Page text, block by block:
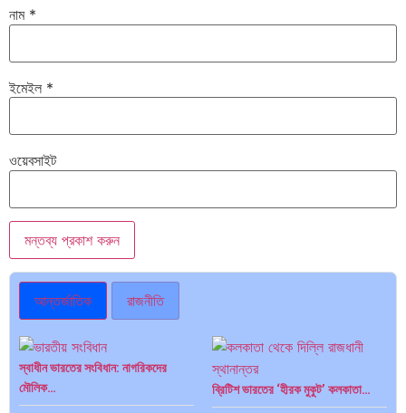
নাম *
ইমেইল *
ওয়েবসাইট
আন্তর্জাতিক রাজনীতি
স্বাধীন ভারতের সংবিধান: নাগরিকদের
মৌলিক…
ব্রিটিশ ভারতের ‘হীরক মুকুট’ কলকাতা…